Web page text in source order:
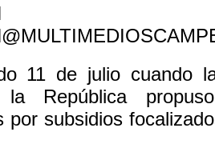
11 de julio cuando
República
por subsidios